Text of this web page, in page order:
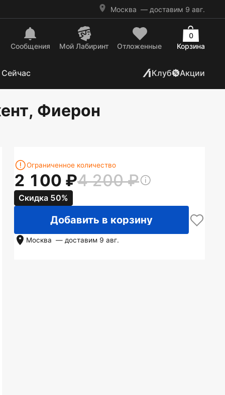
Москва — доставим 9 авг.
Сообщения Mой Лабиринт Отложенные Корзина
0
Клуб Акции
Фиерон
Ограниченное количество
2 100 4 200
Скидка 50%
Добавить в корзину
Москва — доставим 9 авг.